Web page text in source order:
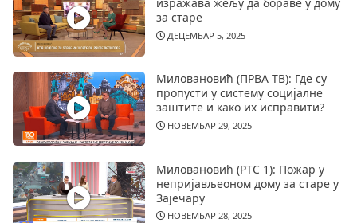
изражава жељу да бораве у дому
за старе
ДЕЦЕМБАР 5, 2025
Миловановић (ПРВА ТВ): Где су
пропусти у систему социјалне
заштите и како их исправити?
НОВЕМБАР 29, 2025
Миловановић (РТС 1): Пожар у
непријављеоном дому за старе у
Зајечару
НОВЕМБАР 28, 2025